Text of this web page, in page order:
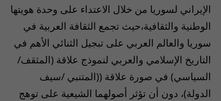
الإيراني لسوريا من خلال الاعتداء على وحدة هويتها
الوطنية والثقافية،حيث تجمع الثقافة العربية في
سوريا والعالم العربي على تبجيل الثنائي الأهم في
التاريخ الإسلامي والعربي لنموذج علاقة (المثقف/
السياسي) في صورة علاقة ((المتنبي /سيف
الدولة)، دون أن تؤثر أصولهما الشيعية على توهج